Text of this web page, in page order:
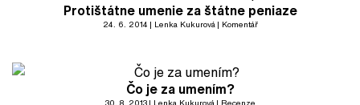
Protištátne umenie za štátne peniaze
24. 6. 2014 Lenka Kukurová Komentář
Čo je za umením?
30. 8. 2013 Lenka Kukurová Recenze